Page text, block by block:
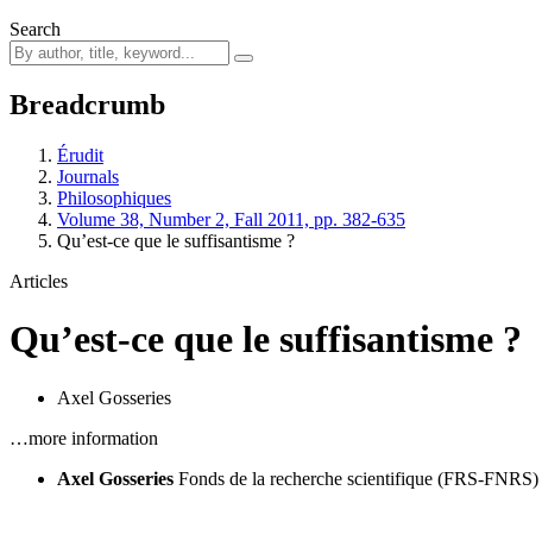
Search
Breadcrumb
Érudit
Journals
Philosophiques
Volume 38, Number 2, Fall 2011, pp. 382-635
Qu’est-ce que le suffisantisme ?
Articles
Qu’est-ce que le suffisantisme ?
Axel Gosseries
…more information
Axel Gosseries Fonds de la recherche scientifique (FRS-FNRS)